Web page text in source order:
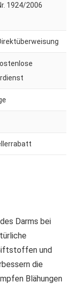
1924/2006
Darms bei
und
die
Blähungen